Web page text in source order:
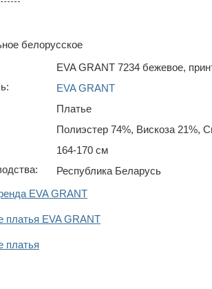
белорусское
EVA GRANT 7234 бежевое,
EVA GRANT
Платье
Полиэстер 74%, Вискоза 21%,
164-170 см
Республика Беларусь
EVA GRANT
платья EVA GRANT
платья